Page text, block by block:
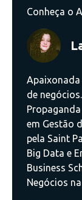
Conheça o
de
em Gestão
pela Saint
Big Data e
Business
Negócios na